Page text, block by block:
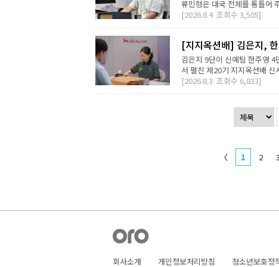
류민형은 대국 전체를 통틀어
[2026.8.4 조회수 3,505]
[지지옥션배] 김은지,
김은지 9단이 신예팀 한주영
서 펼친 제20기 지지옥션배
[2026.8.3 조회수 6,833]
〈 1 2 3
회사소개 개인정보처리방침 청소년보호정